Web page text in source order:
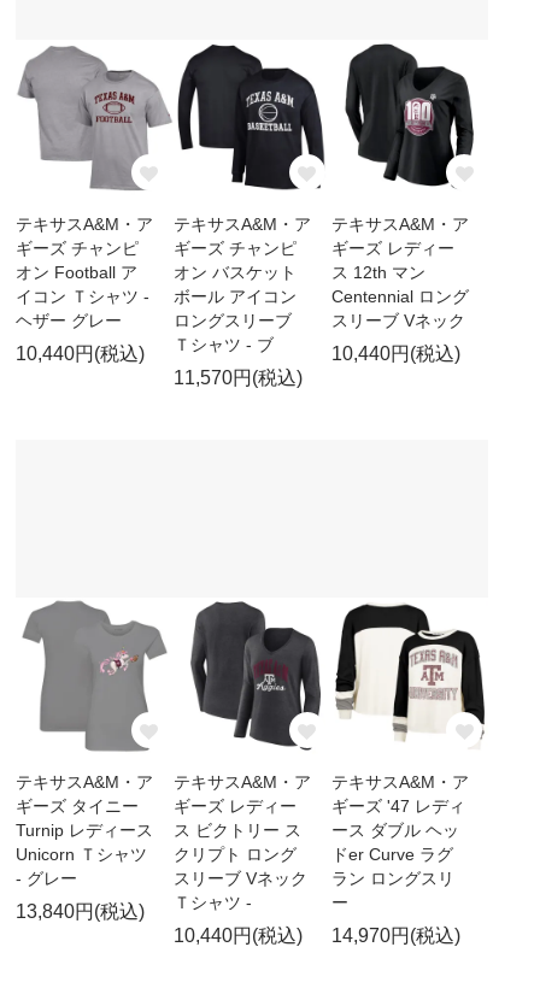
テキサスA&M・ア
ギーズ チャンピ
オン Football ア
イコン Ｔシャツ -
ヘザー グレー
10,440円(税込)
テキサスA&M・ア
ギーズ チャンピ
オン バスケット
ボール アイコン
ロングスリーブ
Ｔシャツ - ブ
11,570円(税込)
テキサスA&M・ア
ギーズ レディー
ス 12th マン
Centennial ロング
スリーブ Vネック
10,440円(税込)
テキサスA&M・ア
ギーズ タイニー
Turnip レディース
Unicorn Ｔシャツ
- グレー
13,840円(税込)
テキサスA&M・ア
ギーズ レディー
ス ビクトリー ス
クリプト ロング
スリーブ Vネック
Ｔシャツ -
10,440円(税込)
テキサスA&M・ア
ギーズ '47 レディ
ース ダブル ヘッ
ドer Curve ラグ
ラン ロングスリ
ー
14,970円(税込)